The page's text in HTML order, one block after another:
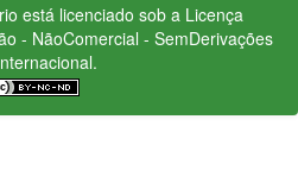
está licenciado sob a Licença
- NãoComercial - SemDerivações